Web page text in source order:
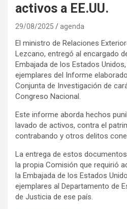
activos a EE.UU.
29/08/2025 agenda
El ministro de Relaciones
Lezcano, entregó al encargado
Embajada de los Estados
ejemplares del Informe
Conjunta de Investigación de
Congreso Nacional.
Este informe aborda hechos
lavado de activos, contra el
contrabando y otros delitos
La entrega de estos
la propia Comisión que requirió
la Embajada de los Estados
ejemplares al Departamento de
de Justicia de ese país.